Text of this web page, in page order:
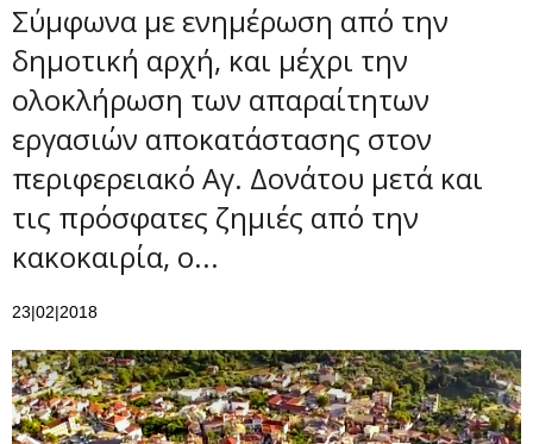
Επικοινωνία
Σύμφωνα με ενημέρωση από την
δημοτική αρχή, και μέχρι την
ολοκλήρωση των απαραίτητων
εργασιών αποκατάστασης στον
περιφερειακό Αγ. Δονάτου μετά και
τις πρόσφατες ζημιές από την
κακοκαιρία, ο...
23|02|2018